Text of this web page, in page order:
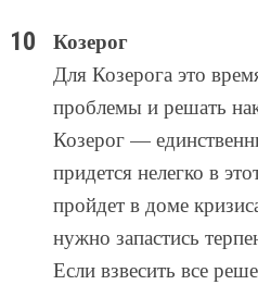
Козерог
Для Козерога это
проблемы и решать
Козерог —
придется нелегко в
пройдет в доме
нужно запастись
Если взвесить все